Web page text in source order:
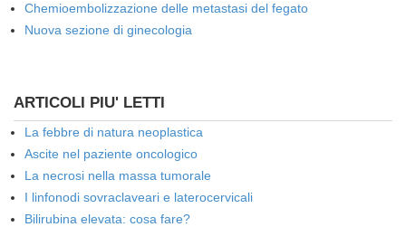
Chemioembolizzazione delle metastasi del fegato
Nuova sezione di ginecologia
ARTICOLI PIU' LETTI
La febbre di natura neoplastica
Ascite nel paziente oncologico
La necrosi nella massa tumorale
I linfonodi sovraclaveari e laterocervicali
Bilirubina elevata: cosa fare?